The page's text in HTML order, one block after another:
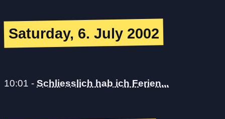
Saturday, 6. July 2002
10:01 - Schliesslich hab ich Ferien...